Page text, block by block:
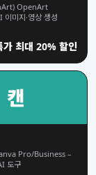
OpenArt
미지·영상 생성
최대 20% 할인
캔
Pro/Business –
도구